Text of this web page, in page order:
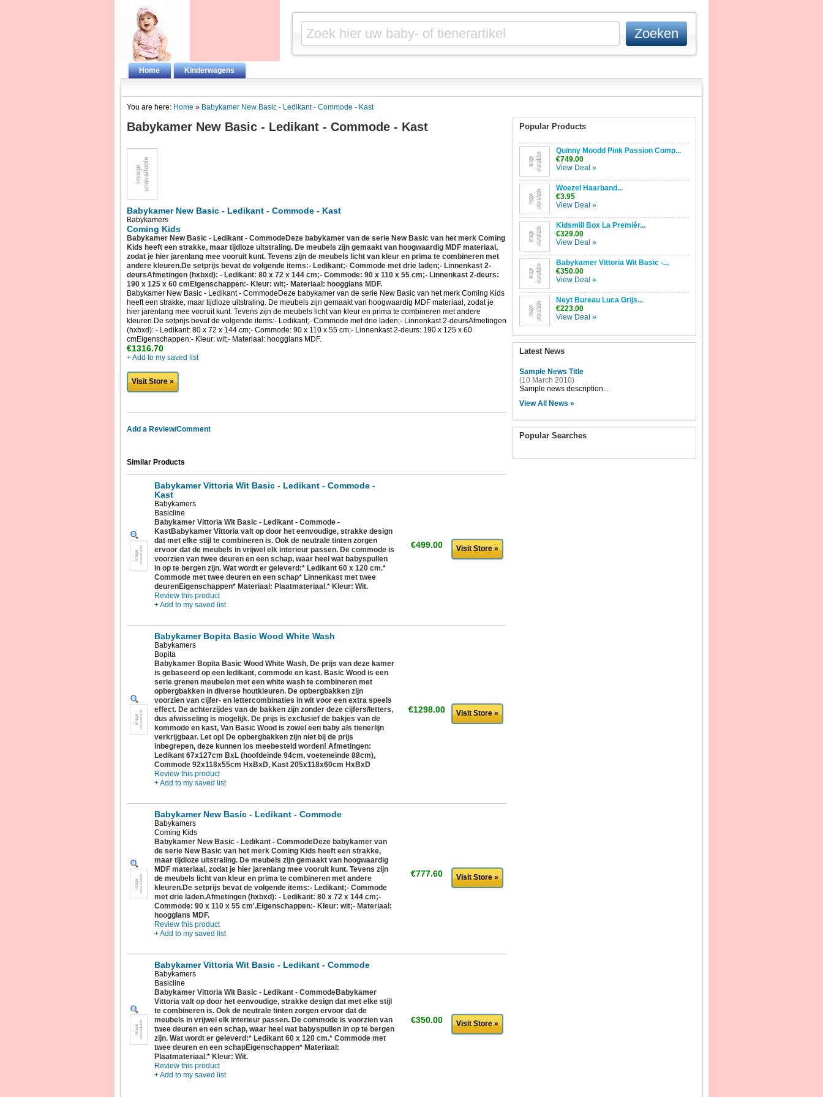
Home Kinderwagens
You are here: Home » Babykamer New Basic - Ledikant - Commode - Kast
Babykamer New Basic - Ledikant - Commode - Kast
Babykamer New Basic - Ledikant - Commode - Kast
Babykamers
Coming Kids
Babykamer New Basic - Ledikant - CommodeDeze babykamer van de serie New Basic van het merk Coming
Kids heeft een strakke, maar tijdloze uitstraling. De meubels zijn gemaakt van hoogwaardig MDF materiaal,
zodat je hier jarenlang mee vooruit kunt. Tevens zijn de meubels licht van kleur en prima te combineren met
andere kleuren.De setprijs bevat de volgende items:- Ledikant;- Commode met drie laden;- Linnenkast 2-
deursAfmetingen (hxbxd): - Ledikant: 80 x 72 x 144 cm;- Commode: 90 x 110 x 55 cm;- Linnenkast 2-deurs:
190 x 125 x 60 cmEigenschappen:- Kleur: wit;- Materiaal: hoogglans MDF.
Babykamer New Basic - Ledikant - CommodeDeze babykamer van de serie New Basic van het merk Coming Kids
heeft een strakke, maar tijdloze uitstraling. De meubels zijn gemaakt van hoogwaardig MDF materiaal, zodat je
hier jarenlang mee vooruit kunt. Tevens zijn de meubels licht van kleur en prima te combineren met andere
kleuren.De setprijs bevat de volgende items:- Ledikant;- Commode met drie laden;- Linnenkast 2-deursAfmetingen
(hxbxd): - Ledikant: 80 x 72 x 144 cm;- Commode: 90 x 110 x 55 cm;- Linnenkast 2-deurs: 190 x 125 x 60
cmEigenschappen:- Kleur: wit;- Materiaal: hoogglans MDF.
€1316.70
+ Add to my saved list
Visit Store »
Add a Review/Comment
Similar Products
Babykamer Vittoria Wit Basic - Ledikant - Commode -
Kast
Babykamers
Basicline
Babykamer Vittoria Wit Basic - Ledikant - Commode -
KastBabykamer Vittoria valt op door het eenvoudige, strakke design
dat met elke stijl te combineren is. Ook de neutrale tinten zorgen
ervoor dat de meubels in vrijwel elk interieur passen. De commode is
voorzien van twee deuren en een schap, waar heel wat babyspullen
in op te bergen zijn. Wat wordt er geleverd:* Ledikant 60 x 120 cm.*
Commode met twee deuren en een schap* Linnenkast met twee
deurenEigenschappen* Materiaal: Plaatmateriaal.* Kleur: Wit.
Review this product
+ Add to my saved list
€499.00 Visit Store »
Babykamer Bopita Basic Wood White Wash
Babykamers
Bopita
Babykamer Bopita Basic Wood White Wash, De prijs van deze kamer
is gebaseerd op een ledikant, commode en kast. Basic Wood is een
serie grenen meubelen met een white wash te combineren met
opbergbakken in diverse houtkleuren. De opbergbakken zijn
voorzien van cijfer- en lettercombinaties in wit voor een extra speels
effect. De achterzijdes van de bakken zijn zonder deze cijfers/letters,
dus afwisseling is mogelijk. De prijs is exclusief de bakjes van de
kommode en kast, Van Basic Wood is zowel een baby als tienerlijn
verkrijgbaar. Let op! De opbergbakken zijn niet bij de prijs
inbegrepen, deze kunnen los meebesteld worden! Afmetingen:
Ledikant 67x127cm BxL (hoofdeinde 94cm, voeteneinde 88cm),
Commode 92x118x55cm HxBxD, Kast 205x118x60cm HxBxD
Review this product
+ Add to my saved list
€1298.00 Visit Store »
Babykamer New Basic - Ledikant - Commode
Babykamers
Coming Kids
Babykamer New Basic - Ledikant - CommodeDeze babykamer van
de serie New Basic van het merk Coming Kids heeft een strakke,
maar tijdloze uitstraling. De meubels zijn gemaakt van hoogwaardig
MDF materiaal, zodat je hier jarenlang mee vooruit kunt. Tevens zijn
de meubels licht van kleur en prima te combineren met andere
kleuren.De setprijs bevat de volgende items:- Ledikant;- Commode
met drie laden.Afmetingen (hxbxd): - Ledikant: 80 x 72 x 144 cm;-
Commode: 90 x 110 x 55 cm'.Eigenschappen:- Kleur: wit;- Materiaal:
hoogglans MDF.
Review this product
+ Add to my saved list
€777.60 Visit Store »
Babykamer Vittoria Wit Basic - Ledikant - Commode
Babykamers
Basicline
Babykamer Vittoria Wit Basic - Ledikant - CommodeBabykamer
Vittoria valt op door het eenvoudige, strakke design dat met elke stijl
te combineren is. Ook de neutrale tinten zorgen ervoor dat de
meubels in vrijwel elk interieur passen. De commode is voorzien van
twee deuren en een schap, waar heel wat babyspullen in op te bergen
zijn. Wat wordt er geleverd:* Ledikant 60 x 120 cm.* Commode met
twee deuren en een schapEigenschappen* Materiaal:
Plaatmateriaal.* Kleur: Wit.
Review this product
+ Add to my saved list
€350.00 Visit Store »
Popular Products
Quinny Moodd Pink Passion Comp...
€749.00
View Deal »
Woezel Haarband...
€3.95
View Deal »
Kidsmill Box La Premiér...
€329.00
View Deal »
Babykamer Vittoria Wit Basic -...
€350.00
View Deal »
Neyt Bureau Luca Grijs...
€223.00
View Deal »
Latest News
Sample News Title
(10 March 2010)
Sample news description...
View All News »
Popular Searches